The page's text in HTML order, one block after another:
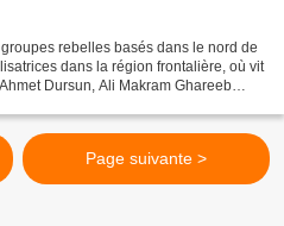
rebelles basés dans le nord de
dans la région frontalière, où vit
Dursun, Ali Makram Ghareeb
Page suivante >